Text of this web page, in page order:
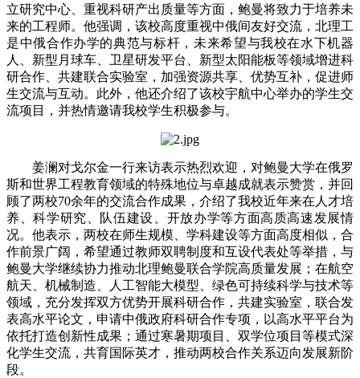
立研究中心、重视科研产出质量等方面，鲍曼将致力于培养未
来的工程师。他强调，该校高度重视中俄间友好交流，北理工
是中俄合作办学的典范与标杆，未来希望与我校在水下机器
人、新型月球车、卫星研发平台、新型太阳能板等领域增进科
研合作、共建联合实验室，加强资源共享、优势互补，促进师
生交流与互动。此外，他还介绍了该校宇航中心举办的学生交
流项目，并热情邀请我校学生积极参与。
姜澜对戈尔金一行来访表示热烈欢迎，对鲍曼大学在俄罗
斯和世界工程教育领域的特殊地位与卓越成就表示赞赏，并回
顾了两校70余年的交流合作成果，介绍了我校近年来在人才培
养、科学研究、队伍建设、开放办学等方面高质高速发展情
况。他表示，两校在师生规模、学科建设等方面高度相似，合
作前景广阔，希望通过教师双聘制度和互设代表处等举措，与
鲍曼大学继续协力推动北理鲍曼联合学院高质量发展；在航空
航天、机械制造、人工智能大模型、绿色可持续科学与技术等
领域，充分发挥双方优势开展科研合作，共建实验室，联合发
表高水平论文，申请中俄政府科研合作专项，以高水平平台为
依托打造创新性成果；通过寒暑期项目、双学位项目等模式深
化学生交流，共育国际英才，推动两校合作关系迈向发展新阶
段。